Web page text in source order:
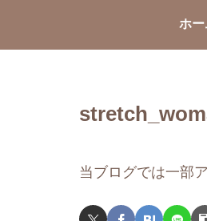
ホー
当ブログでは一部